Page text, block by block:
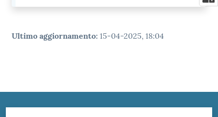
Ultimo aggiornamento: 15-04-2025, 18:04